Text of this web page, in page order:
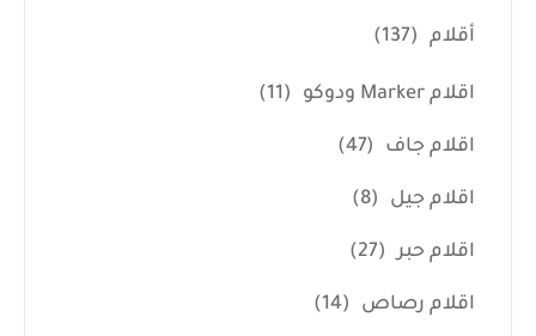
أقلام (137)
اقلام Marker ودوكو (11)
اقلام جاف (47)
اقلام جيل (8)
اقلام حبر (27)
اقلام رصاص (14)